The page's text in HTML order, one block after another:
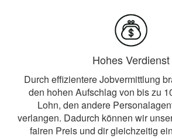
Hohes Verdienst
Durch effizientere Jobvermittlung
den hohen Aufschlag von bis zu
Lohn, den andere
verlangen. Dadurch können wir
fairen Preis und dir gleichzeitig